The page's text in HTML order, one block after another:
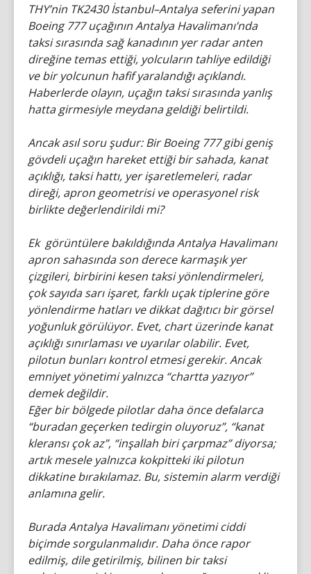
THY’nin TK2430 İstanbul–Antalya seferini yapan
Boeing 777 uçağının Antalya Havalimanı’nda
taksi sırasında sağ kanadının yer radar anten
direğine temas ettiği, yolcuların tahliye edildiği
ve bir yolcunun hafif yaralandığı açıklandı.
Haberlerde olayın, uçağın taksi sırasında yanlış
hatta girmesiyle meydana geldiği belirtildi.
Ancak asıl soru şudur: Bir Boeing 777 gibi geniş
gövdeli uçağın hareket ettiği bir sahada, kanat
açıklığı, taksi hattı, yer işaretlemeleri, radar
direği, apron geometrisi ve operasyonel risk
birlikte değerlendirildi mi?
Ek görüntülere bakıldığında Antalya Havalimanı
apron sahasında son derece karmaşık yer
çizgileri, birbirini kesen taksi yönlendirmeleri,
çok sayıda sarı işaret, farklı uçak tiplerine göre
yönlendirme hatları ve dikkat dağıtıcı bir görsel
yoğunluk görülüyor. Evet, chart üzerinde kanat
açıklığı sınırlaması ve uyarılar olabilir. Evet,
pilotun bunları kontrol etmesi gerekir. Ancak
emniyet yönetimi yalnızca “chartta yazıyor”
demek değildir.
Eğer bir bölgede pilotlar daha önce defalarca
“buradan geçerken tedirgin oluyoruz”, “kanat
kleransı çok az”, “inşallah biri çarpmaz” diyorsa;
artık mesele yalnızca kokpitteki iki pilotun
dikkatine bırakılamaz. Bu, sistemin alarm verdiği
anlamına gelir.
Burada Antalya Havalimanı yönetimi ciddi
biçimde sorgulanmalıdır. Daha önce rapor
edilmiş, dile getirilmiş, bilinen bir taksi